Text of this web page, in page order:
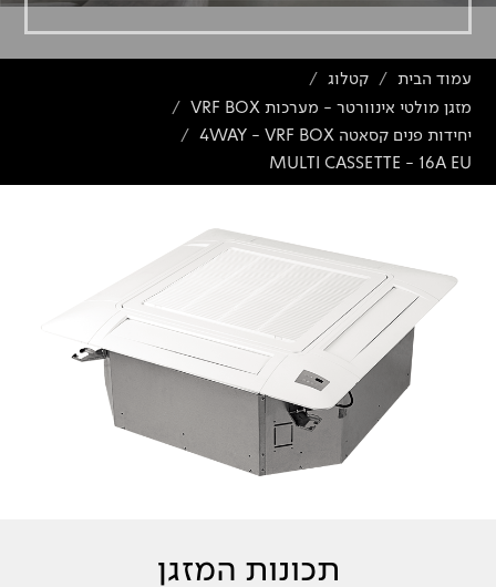
עמוד הבית / קטלוג /
מזגן מולטי אינוורטר - מערכות VRF BOX
/
יחידות פנים קסאטה 4WAY - VRF BOX
/
MULTI CASSETTE - 16A EU
תכונות המזגן